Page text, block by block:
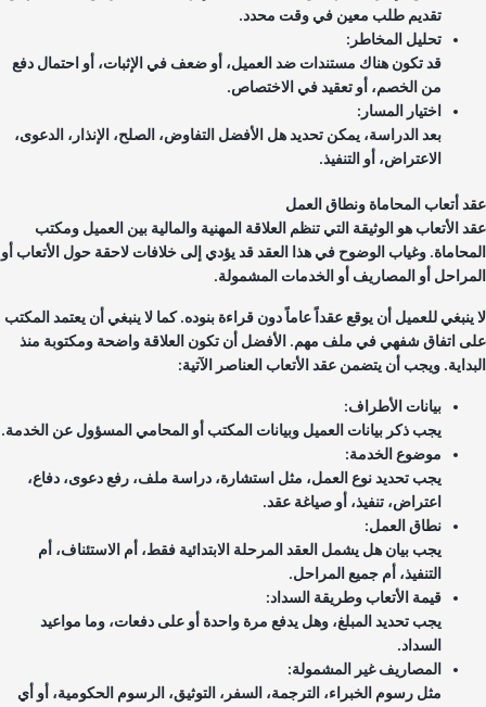
تقديم طلب معين في وقت محدد.
تحليل المخاطر:
قد تكون هناك مستندات ضد العميل، أو ضعف في الإثبات، أو احتمال دفع
من الخصم، أو تعقيد في الاختصاص.
اختيار المسار:
بعد الدراسة، يمكن تحديد هل الأفضل التفاوض، الصلح، الإنذار، الدعوى،
الاعتراض، أو التنفيذ.
أتعاب المحاماة ونطاق العمل
الأتعاب هو الوثيقة التي تنظم العلاقة المهنية والمالية بين العميل ومكتب
وغياب الوضوح في هذا العقد قد يؤدي إلى خلافات لاحقة حول الأتعاب أو
أو المصاريف أو الخدمات المشمولة.
ينبغي للعميل أن يوقع عقداً عاماً دون قراءة بنوده. كما لا ينبغي أن يعتمد المكتب
اتفاق شفهي في ملف مهم. الأفضل أن تكون العلاقة واضحة ومكتوبة منذ
ويجب أن يتضمن عقد الأتعاب العناصر الآتية:
بيانات الأطراف:
يجب ذكر بيانات العميل وبيانات المكتب أو المحامي المسؤول عن الخدمة.
موضوع الخدمة:
يجب تحديد نوع العمل، مثل استشارة، دراسة ملف، رفع دعوى، دفاع،
اعتراض، تنفيذ، أو صياغة عقد.
نطاق العمل:
يجب بيان هل يشمل العقد المرحلة الابتدائية فقط، أم الاستئناف، أم
التنفيذ، أم جميع المراحل.
قيمة الأتعاب وطريقة السداد:
يجب تحديد المبلغ، وهل يدفع مرة واحدة أو على دفعات، وما مواعيد
السداد.
المصاريف غير المشمولة:
مثل رسوم الخبراء، الترجمة، السفر، التوثيق، الرسوم الحكومية، أو أي